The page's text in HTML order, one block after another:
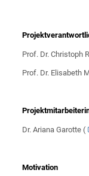
Prof. Dr. Christoph
Prof. Dr. Elisabeth
Dr. Ariana Garotte (
Motivation